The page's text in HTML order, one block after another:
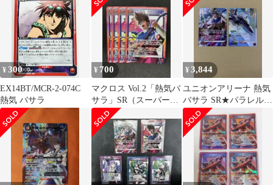
¥300
EX14BT/MCR-2-074C
熱気 バサラ
¥ 700
マクロス Vol.2「熱気バ
サラ」SR（スーパーレ
ア）４枚セット 赤
¥3,844
ユニオンアリーナ 熱気
バサラ SR★パラレル
他